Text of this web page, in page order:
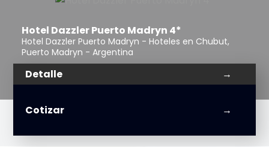
Hotel Dazzler Puerto Madryn 4*
Hotel Dazzler Puerto Madryn - Hoteles en Chubut,
Puerto Madryn - Argentina
Detalle
Cotizar